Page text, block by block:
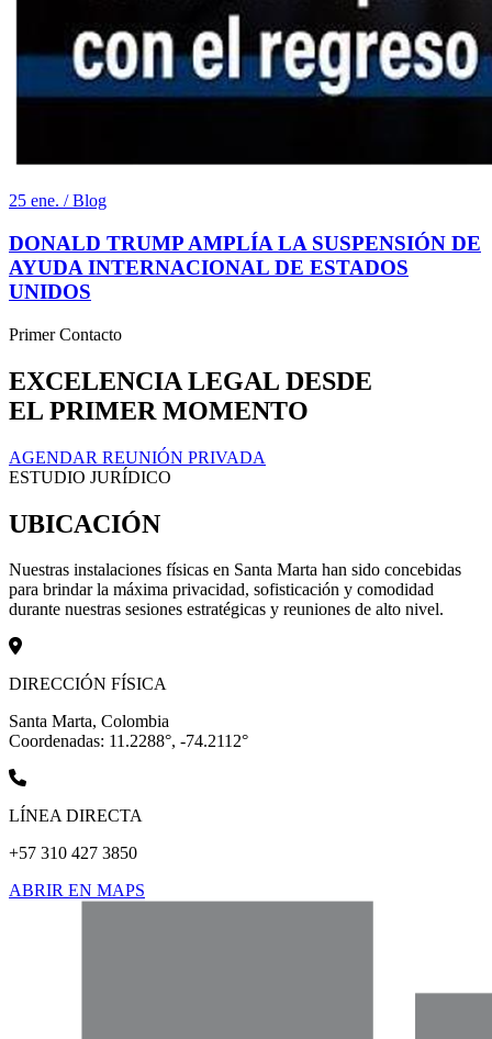
25 ene. / Blog
DONALD TRUMP AMPLÍA LA SUSPENSIÓN DE
AYUDA INTERNACIONAL DE ESTADOS
UNIDOS
Primer Contacto
EXCELENCIA LEGAL DESDE
EL PRIMER MOMENTO
AGENDAR REUNIÓN PRIVADA
ESTUDIO JURÍDICO
UBICACIÓN
Nuestras instalaciones físicas en Santa Marta han sido concebidas
para brindar la máxima privacidad, sofisticación y comodidad
durante nuestras sesiones estratégicas y reuniones de alto nivel.
DIRECCIÓN FÍSICA
Santa Marta, Colombia
Coordenadas: 11.2288°, -74.2112°
LÍNEA DIRECTA
+57 310 427 3850
ABRIR EN MAPS